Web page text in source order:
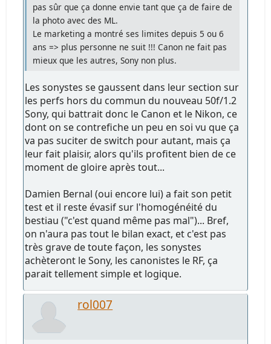
pas sûr que ça donne envie tant que ça de faire de
la photo avec des ML.
Le marketing a montré ses limites depuis 5 ou 6
ans => plus personne ne suit !!! Canon ne fait pas
mieux que les autres, Sony non plus.
Les sonystes se gaussent dans leur section sur
les perfs hors du commun du nouveau 50f/1.2
Sony, qui battrait donc le Canon et le Nikon, ce
dont on se contrefiche un peu en soi vu que ça
va pas suciter de switch pour autant, mais ça
leur fait plaisir, alors qu'ils profitent bien de ce
moment de gloire après tout...
Damien Bernal (oui encore lui) a fait son petit
test et il reste évasif sur l'homogénéité du
bestiau ("c'est quand même pas mal")... Bref,
on n'aura pas tout le bilan exact, et c'est pas
très grave de toute façon, les sonystes
achèteront le Sony, les canonistes le RF, ça
parait tellement simple et logique.
rol007